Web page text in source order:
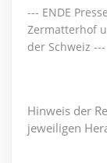
--- ENDE
Zermatterhof
der Schweiz ---
Hinweis der
jeweiligen